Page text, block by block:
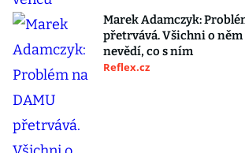
Marek Adamczyk:
přetrvává. Všichni o něm
nevědí, co s ním
Reflex.cz